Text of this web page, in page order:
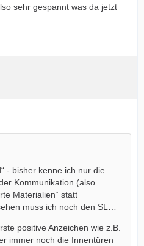
sehr gespannt was da jetzt
- bisher kenne ich nur die
Kommunikation (also
Materialien“ statt
muss ich noch den SL…
positive Anzeichen wie z.B.
immer noch die Innentüren